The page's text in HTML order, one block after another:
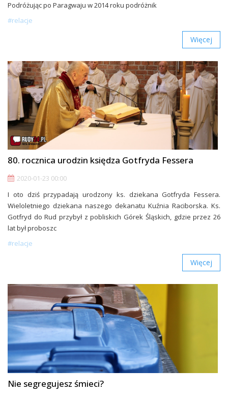
Podróżując po Paragwaju w 2014 roku podróżnik
#relacje
Więcej
80. rocznica urodzin księdza Gotfryda Fessera
2020-01-23 00:00
I oto dziś przypadają urodzony ks. dziekana Gotfryda Fessera.
Wieloletniego dziekana naszego dekanatu Kuźnia Raciborska. Ks.
Gotfryd do Rud przybył z pobliskich Górek Śląskich, gdzie przez 26
lat był proboszc
#relacje
Więcej
Nie segregujesz śmieci?